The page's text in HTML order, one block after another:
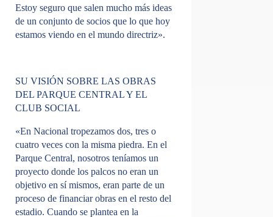
Estoy seguro que salen mucho más ideas
de un conjunto de socios que lo que hoy
estamos viendo en el mundo directriz».
SU VISIÓN SOBRE LAS OBRAS
DEL PARQUE CENTRAL Y EL
CLUB SOCIAL
«En Nacional tropezamos dos, tres o
cuatro veces con la misma piedra. En el
Parque Central, nosotros teníamos un
proyecto donde los palcos no eran un
objetivo en sí mismos, eran parte de un
proceso de financiar obras en el resto del
estadio. Cuando se plantea en la